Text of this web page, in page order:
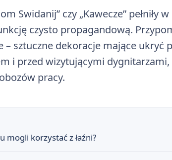
Swidanij” czy „Kawecze” pełniły
czysto propagandową.
sztuczne dekoracje mające ukryć
i przed wizytującymi
pracy.
mogli korzystać z łaźni?
śmierć
jawne, zagadnienia i motywy
obozu